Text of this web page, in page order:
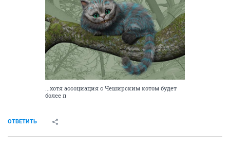
...хотя ассоциация с Чеширским котом будет
более п
ОТВЕТИТЬ